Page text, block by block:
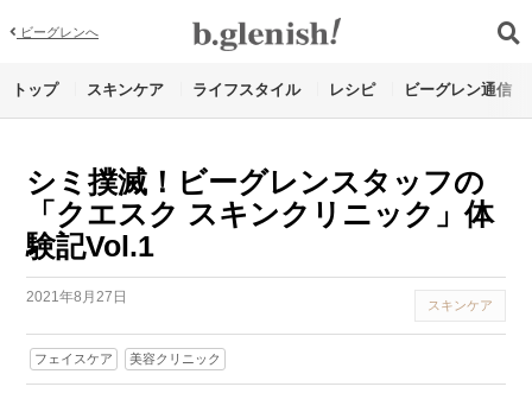
ビーグレンへ
トップ スキンケア ライフスタイル レシピ ビーグレン通信
シミ撲滅！ビーグレンスタッフの
「クエスク スキンクリニック」体
験記Vol.1
2021年8月27日 スキンケア
フェイスケア 美容クリニック